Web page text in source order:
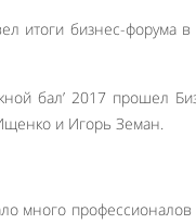
итоги бизнес-форума в
бал’ 2017 прошел
и Игорь Земан.
много